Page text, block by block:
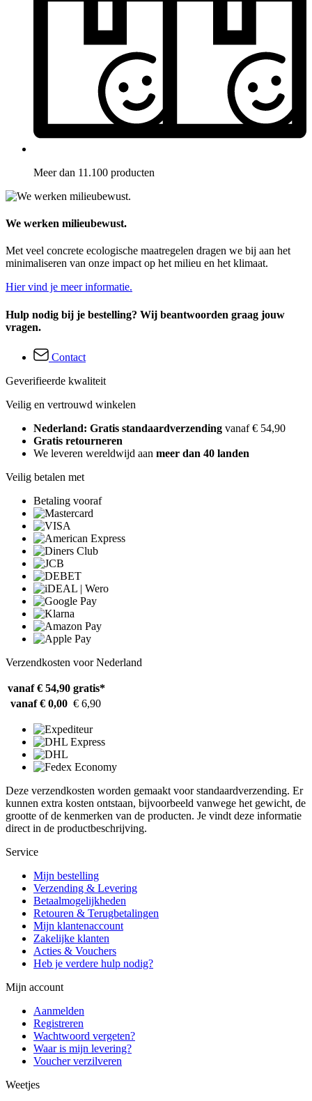
Meer dan 11.100 producten
We werken milieubewust.
Met veel concrete ecologische maatregelen dragen we bij aan het
minimaliseren van onze impact op het milieu en het klimaat.
Hier vind je meer informatie.
Hulp nodig bij je bestelling? Wij beantwoorden graag jouw
vragen.
Contact
Geverifieerde kwaliteit
Veilig en vertrouwd winkelen
Nederland: Gratis standaardverzending vanaf € 54,90
Gratis retourneren
We leveren wereldwijd aan meer dan 40 landen
Veilig betalen met
Betaling vooraf
Verzendkosten voor Nederland
vanaf € 54,90 gratis*
vanaf € 0,00 € 6,90
Deze verzendkosten worden gemaakt voor standaardverzending. Er
kunnen extra kosten ontstaan, bijvoorbeeld vanwege het gewicht, de
grootte of de kenmerken van de producten. Je vindt deze informatie
direct in de productbeschrijving.
Service
Mijn bestelling
Verzending & Levering
Betaalmogelijkheden
Retouren & Terugbetalingen
Mijn klantenaccount
Zakelijke klanten
Acties & Vouchers
Heb je verdere hulp nodig?
Mijn account
Aanmelden
Registreren
Wachtwoord vergeten?
Waar is mijn levering?
Voucher verzilveren
Weetjes